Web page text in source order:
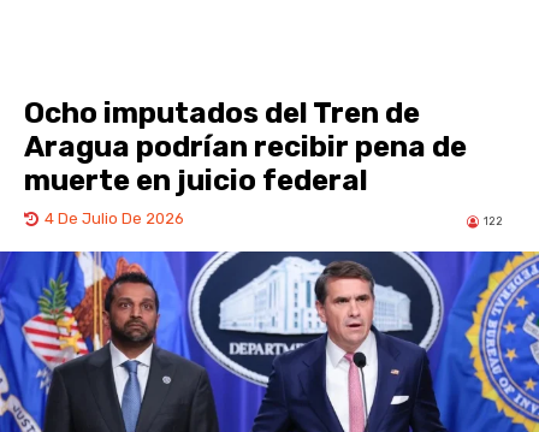
Ocho imputados del Tren de
Aragua podrían recibir pena de
muerte en juicio federal
4 De Julio De 2026 122